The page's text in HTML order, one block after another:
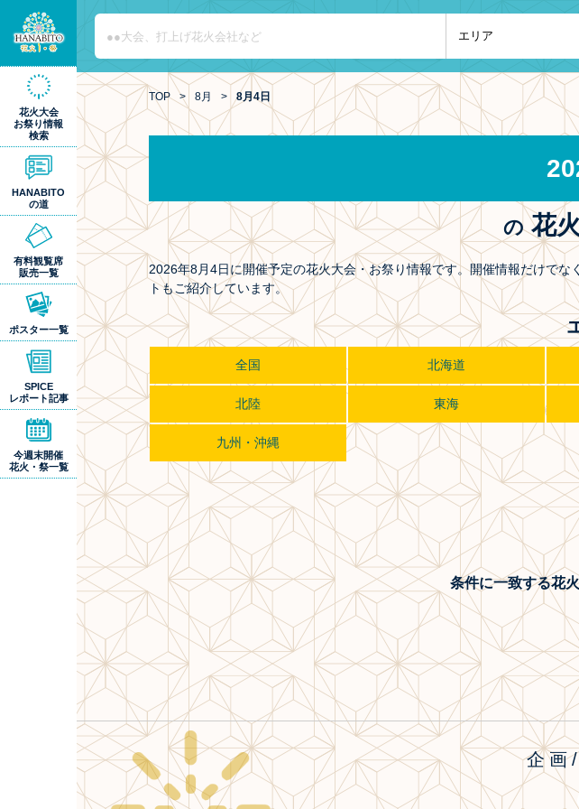
花火大会
お祭り情報
検索
HANABITO
の道
有料観覧席
販売一覧
ポスター一覧
SPICE
レポート記事
今週末開催
花火・祭一覧
TOP
> 8月 > 8月4日
の花
2026年8月4日に開催予定の花火大会・お祭り情報です。開催情報だけで
トもご紹介しています。
全国 北海道
北陸 東海
九州・沖縄
条件に一致する花
企画